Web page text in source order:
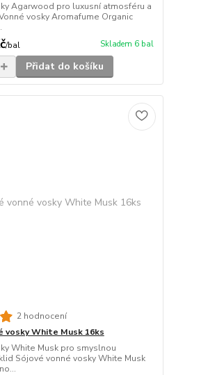
Agarwood pro luxusní atmosféru a
vosky Aromafume Organic
/bal Skladem 6 bal
Přidat do košíku
2 hodnocení
vosky White Musk 16ks
White Musk pro smyslnou
Sójové vonné vosky White Musk